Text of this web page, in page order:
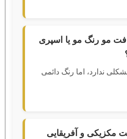
مو رنگ مو یا اسپری
ندارد، اما رنگ دائمی
مکزیکی و آفریقایی